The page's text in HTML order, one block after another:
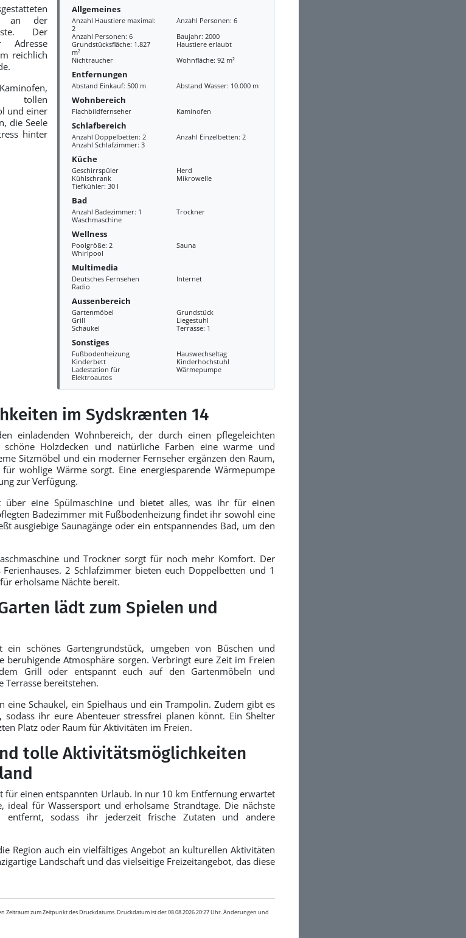
Allgemeines
Anzahl Haustiere maximal:
2
Anzahl Personen: 6
Anzahl Personen: 6
Baujahr: 2000
Grundstücksfläche: 1.827
m²
Haustiere erlaubt
Nichtraucher
Wohnfläche: 92 m²
Entfernungen
Abstand Einkauf: 500 m Abstand Wasser: 10.000 m
Wohnbereich
Flachbildfernseher Kaminofen
Schlafbereich
Anzahl Doppelbetten: 2
Anzahl Einzelbetten: 2
Anzahl Schlafzimmer: 3
Küche
Geschirrspüler
Herd
Kühlschrank
Mikrowelle
Tiefkühler: 30 l
Bad
Anzahl Badezimmer: 1
Trockner
Waschmaschine
Wellness
Poolgröße: 2
Sauna
Whirlpool
Multimedia
Deutsches Fernsehen
Internet
Radio
Aussenbereich
Gartenmöbel
Grundstück
Grill
Liegestuhl
Schaukel
Terrasse: 1
Sonstiges
Fußbodenheizung
Hauswechseltag
Kinderbett
Kinderhochstuhl
Ladestation für
Elektroautos
Wärmepumpe
an der
Der
Adresse
reichlich
tollen
und einer
die Seele
hinter
im Sydskrænten 14
einladenden Wohnbereich, der durch einen pflegeleichten
schöne Holzdecken und natürliche Farben eine warme und
Sitzmöbel und ein moderner Fernseher ergänzen den Raum,
wohlige Wärme sorgt. Eine energiesparende Wärmepumpe
zur Verfügung.
über eine Spülmaschine und bietet alles, was ihr für einen
Badezimmer mit Fußbodenheizung findet ihr sowohl eine
ausgiebige Saunagänge oder ein entspannendes Bad, um den
und Trockner sorgt für noch mehr Komfort. Der
2 Schlafzimmer bieten euch Doppelbetten und 1
erholsame Nächte bereit.
lädt zum Spielen und
schönes Gartengrundstück, umgeben von Büschen und
beruhigende Atmosphäre sorgen. Verbringt eure Zeit im Freien
Grill oder entspannt euch auf den Gartenmöbeln und
Terrasse bereitstehen.
eine Schaukel, ein Spielhaus und ein Trampolin. Zudem gibt es
ihr eure Abenteuer stressfrei planen könnt. Ein Shelter
Platz oder Raum für Aktivitäten im Freien.
tolle Aktivitätsmöglichkeiten
für einen entspannten Urlaub. In nur 10 km Entfernung erwartet
ideal für Wassersport und erholsame Strandtage. Die nächste
sodass ihr jederzeit frische Zutaten und andere
Region auch ein vielfältiges Angebot an kulturellen Aktivitäten
Landschaft und das vielseitige Freizeitangebot, das diese
Zeitraum zum Zeitpunkt des Druckdatums. Druckdatum ist der 08.08.2026 20:27 Uhr. Änderungen und